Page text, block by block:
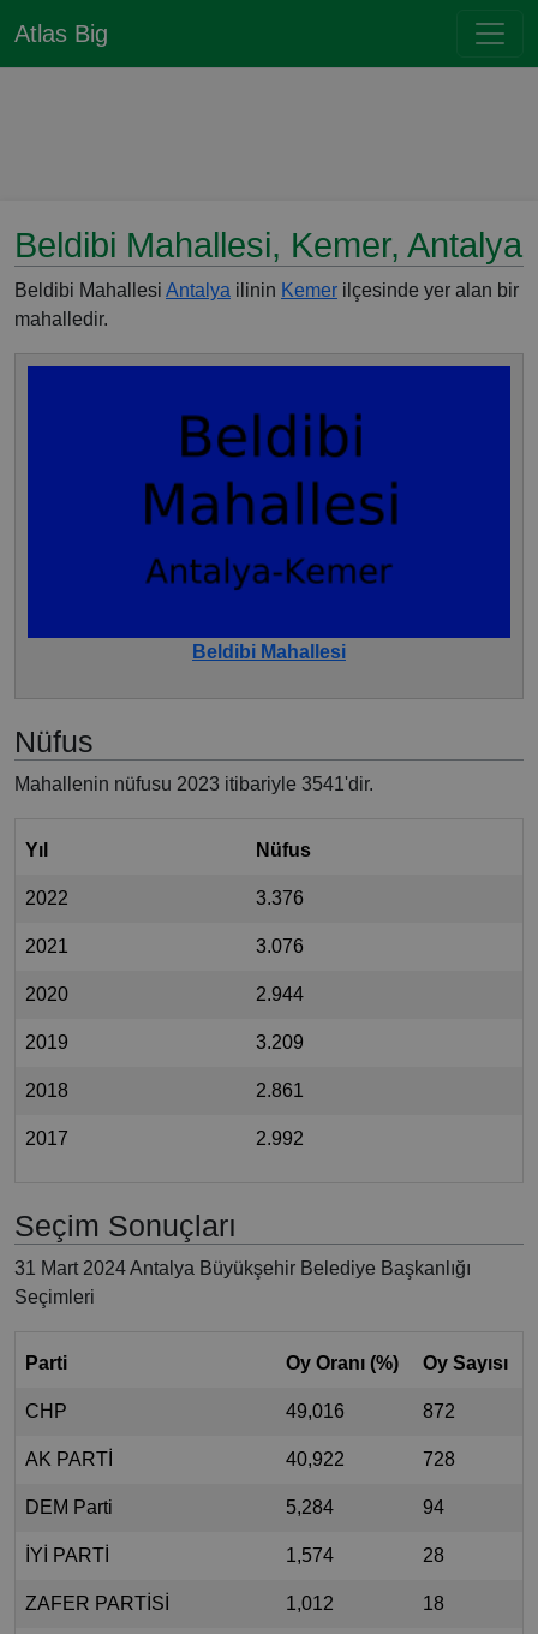
Atlas Big
Beldibi Mahallesi, Kemer, Antalya
Beldibi Mahallesi Antalya ilinin Kemer ilçesinde yer alan bir
mahalledir.
Beldibi Mahallesi
Nüfus
Mahallenin nüfusu 2023 itibariyle 3541'dir.
Yıl Nüfus
2022 3.376
2021 3.076
2020 2.944
2019 3.209
2018 2.861
2017 2.992
Seçim Sonuçları
31 Mart 2024 Antalya Büyükşehir Belediye Başkanlığı
Seçimleri
Parti Oy Oranı (%) Oy Sayısı
CHP 49,016 872
AK PARTİ 40,922 728
DEM Parti 5,284 94
İYİ PARTİ 1,574 28
ZAFER PARTİSİ 1,012 18